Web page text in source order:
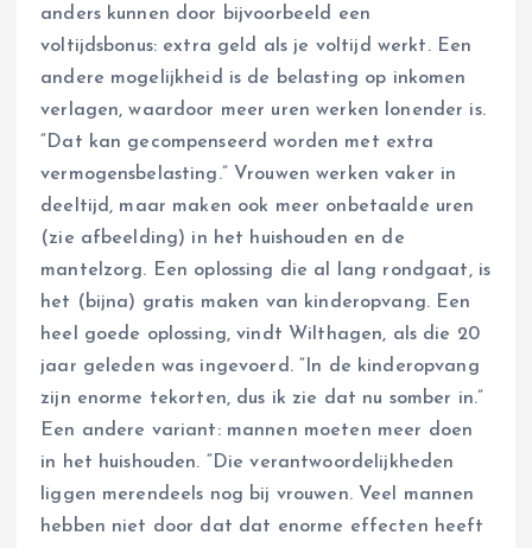
anders kunnen door bijvoorbeeld een
voltijdsbonus: extra geld als je voltijd werkt. Een
andere mogelijkheid is de belasting op inkomen
verlagen, waardoor meer uren werken lonender is.
“Dat kan gecompenseerd worden met extra
vermogensbelasting.” Vrouwen werken vaker in
deeltijd, maar maken ook meer onbetaalde uren
(zie afbeelding) in het huishouden en de
mantelzorg. Een oplossing die al lang rondgaat, is
het (bijna) gratis maken van kinderopvang. Een
heel goede oplossing, vindt Wilthagen, als die 20
jaar geleden was ingevoerd. “In de kinderopvang
zijn enorme tekorten, dus ik zie dat nu somber in.”
Een andere variant: mannen moeten meer doen
in het huishouden. “Die verantwoordelijkheden
liggen merendeels nog bij vrouwen. Veel mannen
hebben niet door dat dat enorme effecten heeft